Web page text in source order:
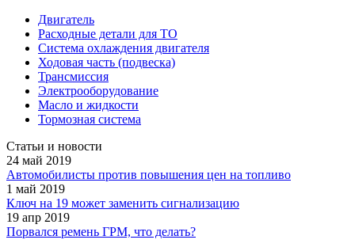
Двигатель
Расходные детали для ТО
Система охлаждения двигателя
Ходовая часть (подвеска)
Трансмиссия
Электрооборудование
Масло и жидкости
Тормозная система
Статьи и новости
24 май 2019
Автомобилисты против повышения цен на топливо
1 май 2019
Ключ на 19 может заменить сигнализацию
19 апр 2019
Порвался ремень ГРМ, что делать?